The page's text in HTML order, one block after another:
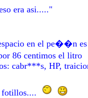
era asi....."
en el pe��n
86 centimos el litro
cabr***s, HP,
fotillos....